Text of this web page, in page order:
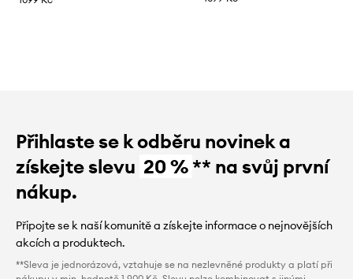
Přihlaste se k odběru novinek a
získejte slevu 20 %** na svůj první
nákup.
Připojte se k naší komunitě a získejte informace o nejnovějších
akcích a produktech.
**Sleva je jednorázová, vztahuje se na nezlevněné produkty a platí při